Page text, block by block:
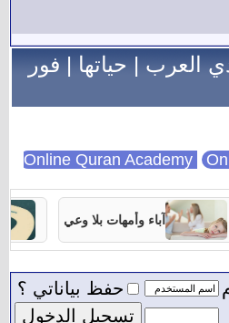
العرب|حياتها|فور
آباء وأمهات بلا وعي
حفظ بياناتي ؟